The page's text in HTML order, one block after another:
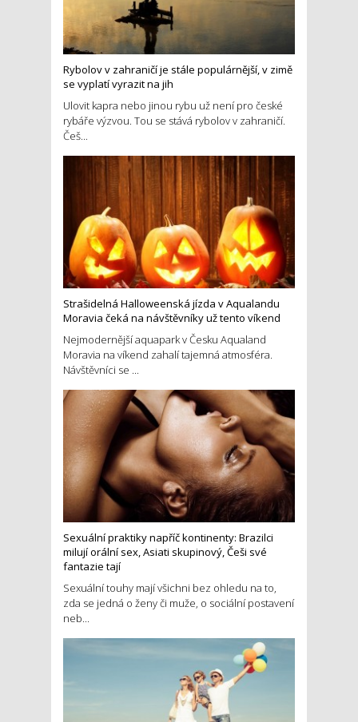
Rybolov v zahraničí je stále populárnější, v zimě
se vyplatí vyrazit na jih
Ulovit kapra nebo jinou rybu už není pro české
rybáře výzvou. Tou se stává rybolov v zahraničí.
Češ...
Strašidelná Halloweenská jízda v Aqualandu
Moravia čeká na návštěvníky už tento víkend
Nejmodernější aquapark v Česku Aqualand
Moravia na víkend zahalí tajemná atmosféra.
Návštěvníci se ...
Sexuální praktiky napříč kontinenty: Brazilci
milují orální sex, Asiati skupinový, Češi své
fantazie tají
Sexuální touhy mají všichni bez ohledu na to,
zda se jedná o ženy či muže, o sociální postavení
neb...